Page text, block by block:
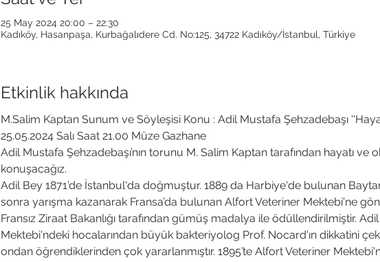
25 May 2024 20:00 – 22:30
Kadıköy, Hasanpaşa, Kurbağalıdere Cd. No:125, 34722 Kadıköy/İstanbul, Türkiye
Etkinlik hakkında
M.Salim Kaptan Sunum ve Söyleşisi Konu : Adil Mustafa Şehzadebaşı
25.05.2024 Salı Saat 21.00 Müze Gazhane
Adil Mustafa Şehzadebaşı’nın torunu M. Salim Kaptan tarafından hayatı
konuşacağız.
Adil Bey 1871’de İstanbul'da doğmuştur. 1889 da Harbiye'de bulunan
sonra yarışma kazanarak Fransa’da bulunan Alfort Veteriner Mektebi'ne
Fransız Ziraat Bakanlığı tarafından gümüş madalya ile ödüllendirilmiştir.
Mektebi'ndeki hocalarından büyük bakteriyolog Prof. Nocard'ın dikkatini
ondan öğrendiklerinden çok yararlanmıştır. 1895’te Alfort Veteriner